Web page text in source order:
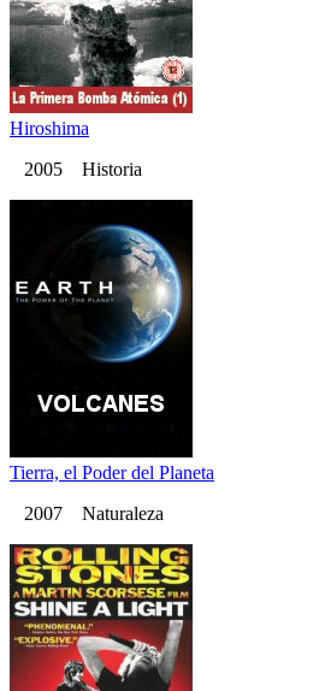
Hiroshima
2005 Historia
Tierra, el Poder del Planeta
2007 Naturaleza